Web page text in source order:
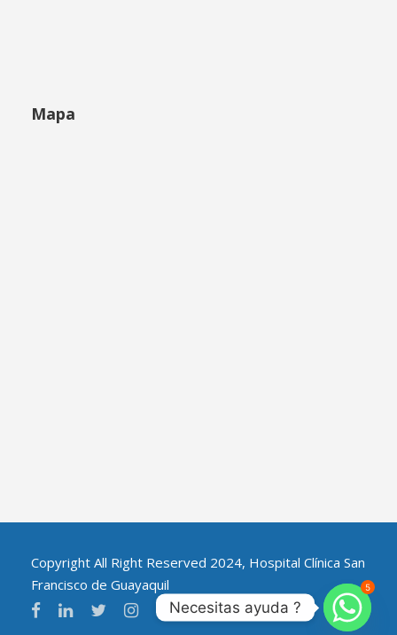
Mapa
Copyright All Right Reserved 2024, Hospital Clínica San
Francisco de Guayaquil
5
Necesitas ayuda ?